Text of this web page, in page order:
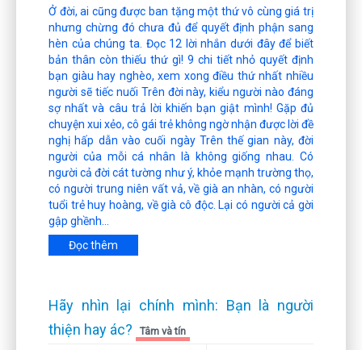
Ở đời, ai cũng được ban tặng một thứ vô cùng giá trị
nhưng chừng đó chưa đủ để quyết định phận sang
hèn của chúng ta. Đọc 12 lời nhắn dưới đây để biết
bản thân còn thiếu thứ gì! 9 chi tiết nhỏ quyết định
bạn giàu hay nghèo, xem xong điều thứ nhất nhiều
người sẽ tiếc nuối Trên đời này, kiểu người nào đáng
sợ nhất và câu trả lời khiến bạn giật mình! Gặp đủ
chuyện xui xẻo, cô gái trẻ không ngờ nhận được lời đề
nghị hấp dẫn vào cuối ngày Trên thế gian này, đời
người của mỗi cá nhân là không giống nhau. Có
người cả đời cát tường như ý, khỏe mạnh trường thọ,
có người trung niên vất vả, về già an nhàn, có người
tuổi trẻ huy hoàng, về già cô độc. Lại có người cả gời
gập ghềnh...
Đọc thêm
Hãy nhìn lại chính mình: Bạn là người
thiện hay ác?
Tâm và tín